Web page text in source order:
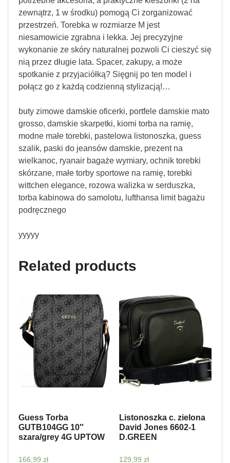
zewnątrz, 1 w środku) pomogą Ci zorganizować
przestrzeń. Torebka w rozmiarze M jest
niesamowicie zgrabna i lekka. Jej precyzyjne
wykonanie ze skóry naturalnej pozwoli Ci cieszyć się
nią przez długie lata. Spacer, zakupy, a może
spotkanie z przyjaciółką? Sięgnij po ten model i
połącz go z każdą codzienną stylizacją!…
buty zimowe damskie oficerki, portfele damskie mato
grosso, damskie skarpetki, kiomi torba na ramię,
modne małe torebki, pastelowa listonoszka, guess
szalik, paski do jeansów damskie, prezent na
wielkanoc, ryanair bagaże wymiary, ochnik torebki
skórzane, małe torby sportowe na ramię, torebki
wittchen elegance, rozowa walizka w serduszka,
torba kabinowa do samolotu, lufthansa limit bagażu
podręcznego
yyyyy
Related products
Guess Torba
GUTB104GG 10″
szara/grey 4G UPTOW
166,99 zł
Listonoszka c. zielona
David Jones 6602-1
D.GREEN
129,99 zł